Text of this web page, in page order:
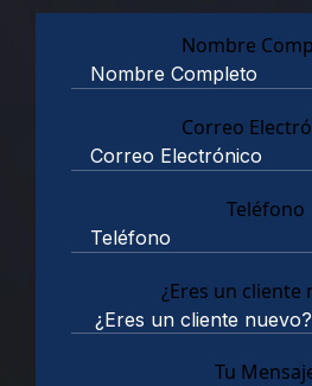
Nombre
Correo
Teléfono
¿Eres un cliente
Tu